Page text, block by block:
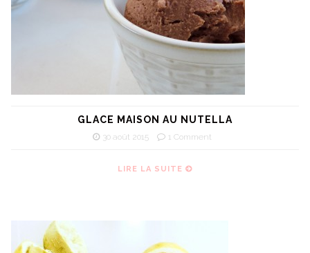
GLACE MAISON AU NUTELLA
30 août 2015 1 Comment
LIRE LA SUITE